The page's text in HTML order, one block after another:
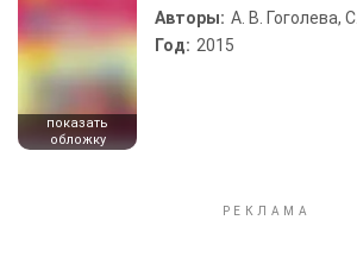
показать
обложку
Авторы: А. В. Гоголева,
Год: 2015